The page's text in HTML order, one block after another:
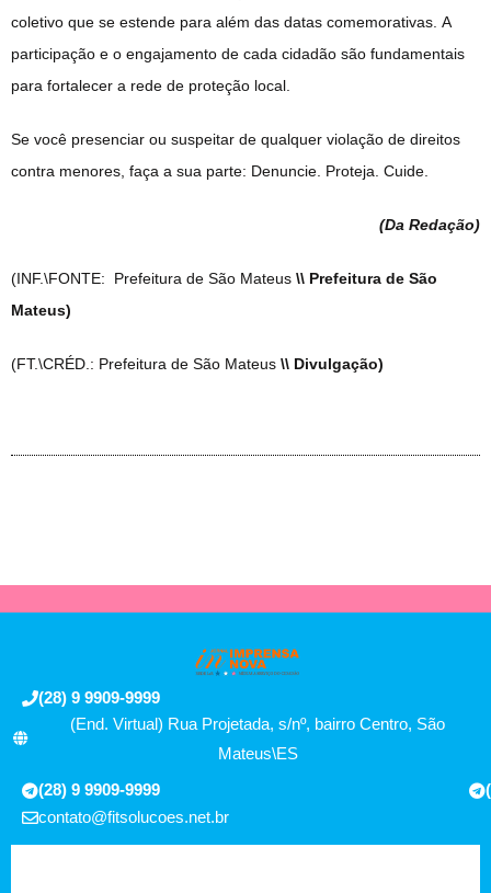
coletivo que se estende para além das datas comemorativas A
participação e o engajamento de cada cidadão são fundamentais
para fortalecer a rede de proteção local
Se você presenciar ou suspeitar de qualquer violação de direitos
contra menores, faça a sua parte: Denuncie. Proteja. Cuide.
(Da Redação)
(INF.\FONTE: Prefeitura de São Mateus \\ Prefeitura de São
Mateus)
(FT.\CRÉD.: Prefeitura de São Mateus \\ Divulgação)
(28) 9 9909-9999
(End. Virtual) Rua Projetada, s/nº, bairro Centro, São
Mateus\ES
(28) 9 9909-9999
contato@fitsolucoes.net.br